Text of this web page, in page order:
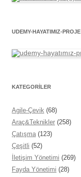
UDEMY-HAYATIMIZ-PROJE
KATEGORİLER
Agile-Çevik (68)
Araç&Teknikler (258)
Çatışma (123)
Çeşitli (52)
İletişim Yönetimi (269)
Fayda Yönetimi (28)